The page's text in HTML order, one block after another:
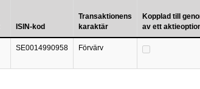
ISIN-kod
Transaktionens
karaktär
Kopplad till
av ett
SE0014990958 Förvärv